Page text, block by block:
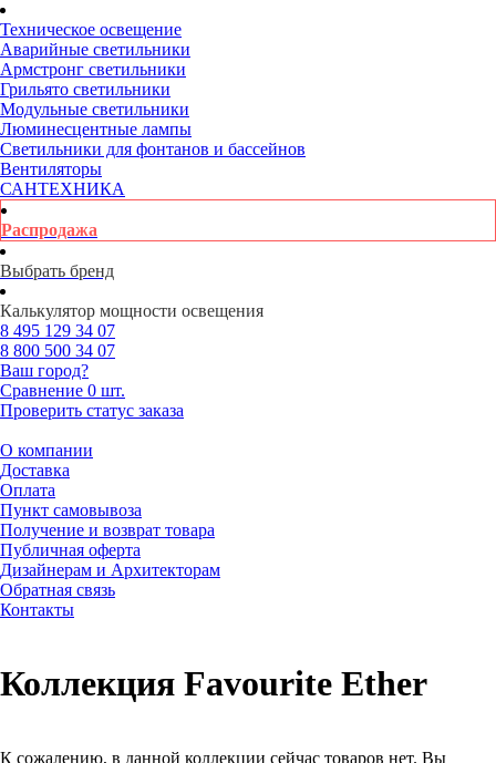
Техническое освещение
Аварийные светильники
Армстронг светильники
Грильято светильники
Модульные светильники
Люминесцентные лампы
Светильники для фонтанов и бассейнов
Вентиляторы
САНТЕХНИКА
Распродажа
Выбрать бренд
Калькулятор мощности освещения
8 495 129 34 07
8 800 500 34 07
Ваш город?
Сравнение 0 шт.
Проверить статус заказа
О компании
Доставка
Оплата
Пункт самовывоза
Получение и возврат товара
Публичная оферта
Дизайнерам и Архитекторам
Обратная связь
Контакты
Коллекция Favourite Ether
К сожалению, в данной коллекции сейчас товаров нет. Вы